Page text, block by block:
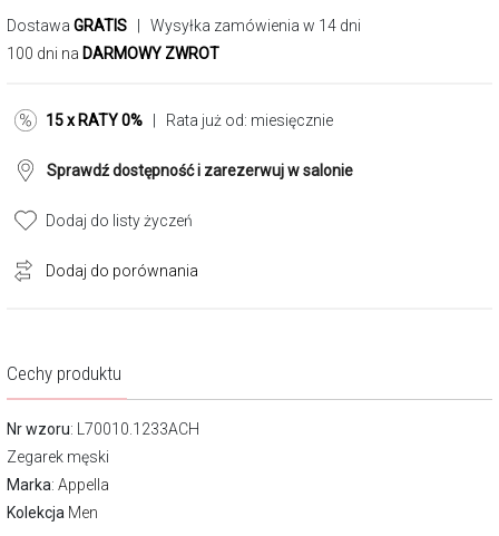
Cechy produktu
Nr wzoru: L70010.1233ACH
Zegarek męski
Marka: Appella
Kolekcja Men
Dostawa GRATIS | Wysyłka zamówienia w 14 dni
100 dni na DARMOWY ZWROT
15 x RATY 0% | Rata już od: miesięcznie
Sprawdź dostępność i zarezerwuj w salonie
Dodaj do listy życzeń
Dodaj do porównania